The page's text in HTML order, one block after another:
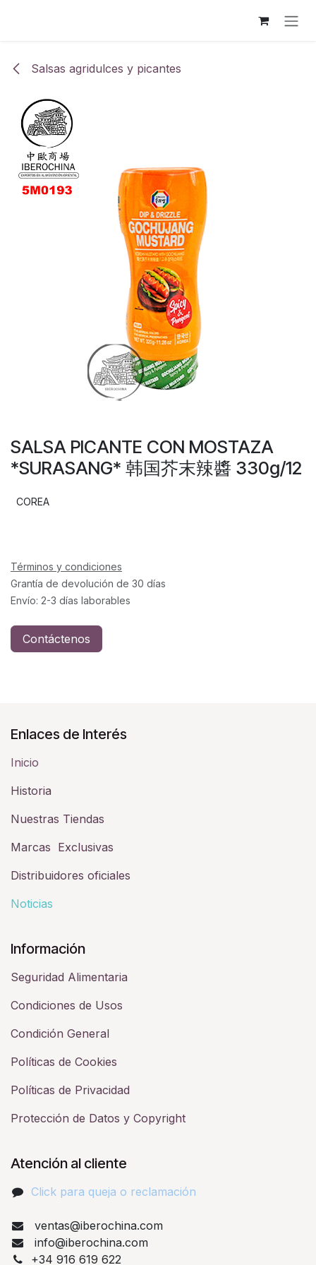
Salsas agridulces y picantes
SALSA PICANTE CON MOSTAZA
*SURASANG* 韩国芥末辣醬 330g/12
COREA
Términos y condiciones
Grantía de devolución de 30 días
Envío: 2-3 días laborables
Contáctenos
Enlaces de Interés
Inicio
Historia​
Nuestras Tiendas
Marcas Exclusivas
Distribuidores oficiales
Noticias
Información
Seguridad Alimentaria
Condiciones de Usos
Condición General
Políticas de Cookies
Políticas de Privacidad
Protección de Datos y Copyright
Atención al cliente
Click para queja o reclamación​
ventas@iberochina.com
info@iberochina.com
+34 916 619 622